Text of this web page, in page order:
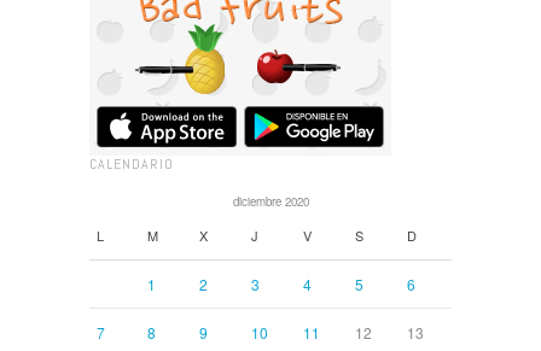
CALENDARIO
diciembre 2020
L M X J V S D
1 2 3 4 5 6
7 8 9 10 11 12 13